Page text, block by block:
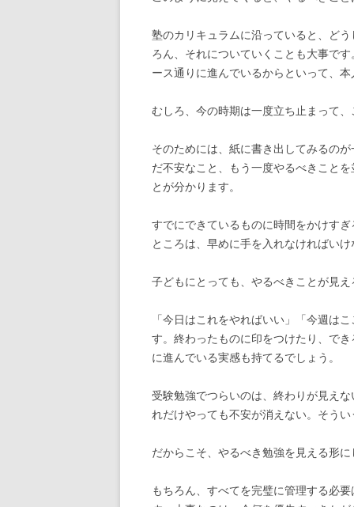
塾のカリキュラムに沿っていると、ど
ろん、それについていくことも大事で
ース通りに進んでいるからといって、
むしろ、今の時期は一度立ち止まって
そのためには、紙に書き出してみるの
だ不安なこと、もう一度やるべきこと
とが分かります。
すでにできているものに時間をかけす
ところは、早めに手を入れなければい
子どもにとっても、やるべきことが見
「今日はこれをやればいい」「今週は
す。終わったものに印をつけたり、で
に進んでいる実感も持てるでしょう。
受験勉強でつらいのは、終わりが見え
れだけやっても不安が消えない。そう
だからこそ、やるべき勉強を見える形
もちろん、すべてを完璧に管理する必